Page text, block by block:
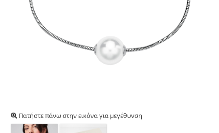
Πατήστε πάνω στην εικόνα για μεγέθυνση